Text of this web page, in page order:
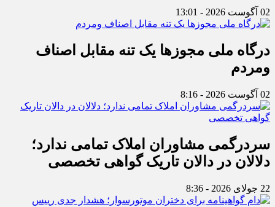
02 آگوست 2026 - 13:01
درگاه ملی مجوزها یک تنه مقابل اصناف
ومردم
02 آگوست 2026 - 8:16
سردرگمی مشاوران املاک تمامی ندارد؛
دلالان در دالان تاریک گواهی تخصصی
22 جولای 2026 - 8:36